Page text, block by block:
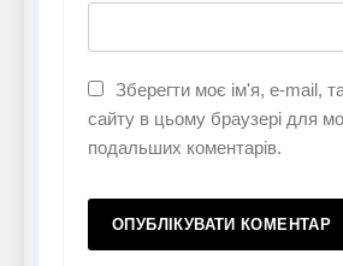
Зберегти моє ім'я, e-mail,
сайту в цьому браузері для
подальших коментарів.